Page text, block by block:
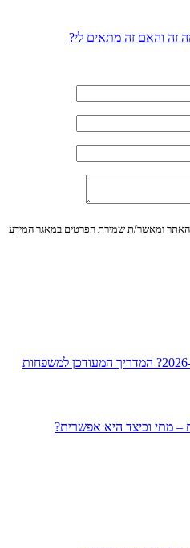
זה והאם זה מתאים לי?
ומאשר/ת שמירת הפרטים במאגר המידע
– מתי וכיצד היא אפשרית?